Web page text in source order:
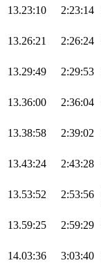
13.23:10 2:23:14
13.26:21 2:26:24
13.29:49 2:29:53
13.36:00 2:36:04
13.38:58 2:39:02
13.43:24 2:43:28
13.53:52 2:53:56
13.59:25 2:59:29
14.03:36 3:03:40